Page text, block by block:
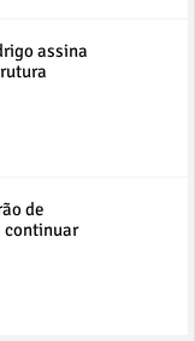
assina
de
continuar